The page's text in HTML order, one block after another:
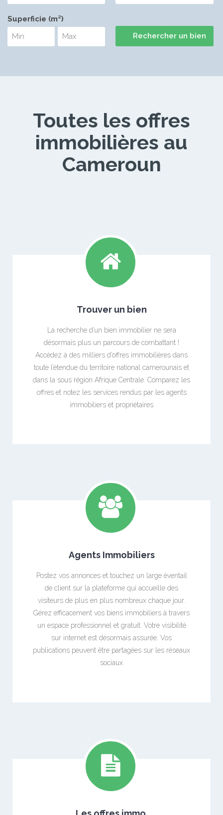
Superficie (m²)
Toutes les offres
immobilières au
Cameroun
Trouver un bien
La recherche d’un bien immobilier ne sera
désormais plus un parcours de combattant !
Accédez à des milliers d’offres immobilières dans
toute l’étendue du territoire national camerounais et
dans la sous région Afrique Centrale. Comparez les
offres et notez les services rendus par les agents
immobiliers et propriétaires
Agents Immobiliers
Postez vos annonces et touchez un large éventail
de client sur la plateforme qui accueille des
visiteurs de plus en plus nombreux chaque jour.
Gérez efficacement vos biens immobiliers à travers
un espace professionnel et gratuit. Votre visibilité
sur internet est désormais assurée. Vos
publications peuvent être partagées sur les réseaux
sociaux